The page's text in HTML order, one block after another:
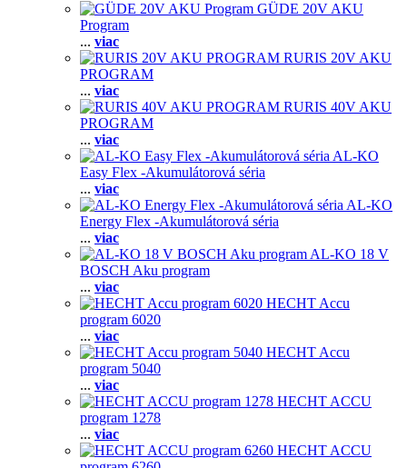
GÜDE 20V AKU
Program
... viac
RURIS 20V AKU
PROGRAM
... viac
RURIS 40V AKU
PROGRAM
... viac
AL-KO
Easy Flex -Akumulátorová séria
... viac
AL-KO
Energy Flex -Akumulátorová séria
... viac
AL-KO 18 V
BOSCH Aku program
... viac
HECHT Accu
program 6020
... viac
HECHT Accu
program 5040
... viac
HECHT ACCU
program 1278
... viac
HECHT ACCU